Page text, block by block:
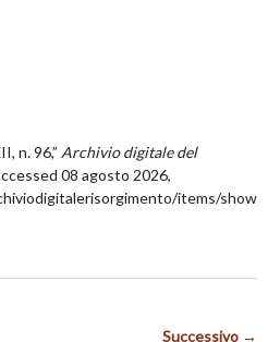
n. 96,” Archivio digitale del
08 agosto 2026,
items/show
Successivo →